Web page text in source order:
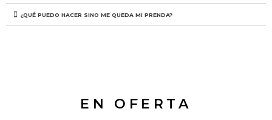
¿QUÉ PUEDO HACER SINO ME QUEDA MI PRENDA?
EN OFERTA